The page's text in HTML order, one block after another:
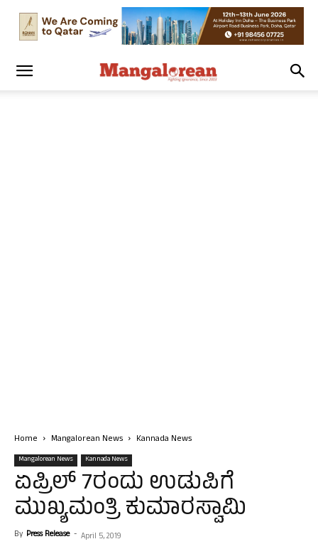
Home Mangalorean News Kannada News
Mangalorean News Kannada News
ಏಪ್ರಿಲ್ 7ರಂದು ಉಡುಪಿಗೆ
ಮುಖ್ಯಮಂತ್ರಿ ಕುಮಾರಸ್ವಾಮಿ
By Press Release - April 5, 2019